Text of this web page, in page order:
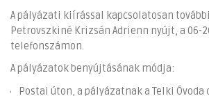
A pályázati kiírással kapcsolatosan
Petrovszkiné Krizsán Adrienn nyújt, a 06-
telefonszámon.
A pályázatok benyújtásának módja:
Postai úton, a pályázatnak a Telki